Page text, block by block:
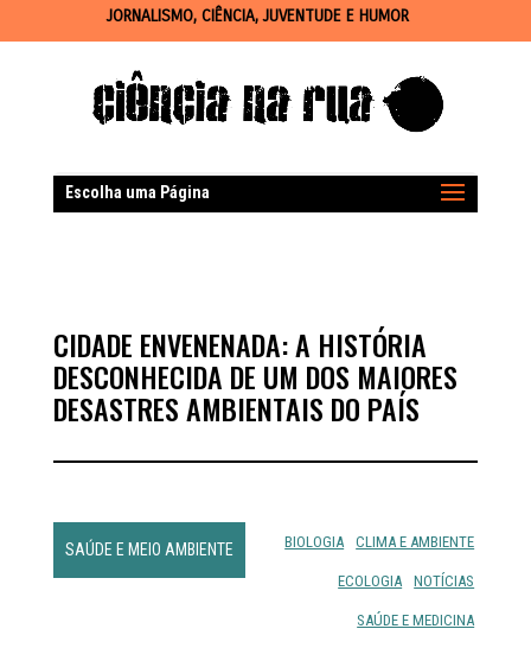
JORNALISMO, CIÊNCIA, JUVENTUDE E HUMOR
Escolha uma Página
CIDADE ENVENENADA: A HISTÓRIA
DESCONHECIDA DE UM DOS MAIORES
DESASTRES AMBIENTAIS DO PAÍS
SAÚDE E MEIO AMBIENTE BIOLOGIA CLIMA E AMBIENTE
ECOLOGIA NOTÍCIAS
SAÚDE E MEDICINA